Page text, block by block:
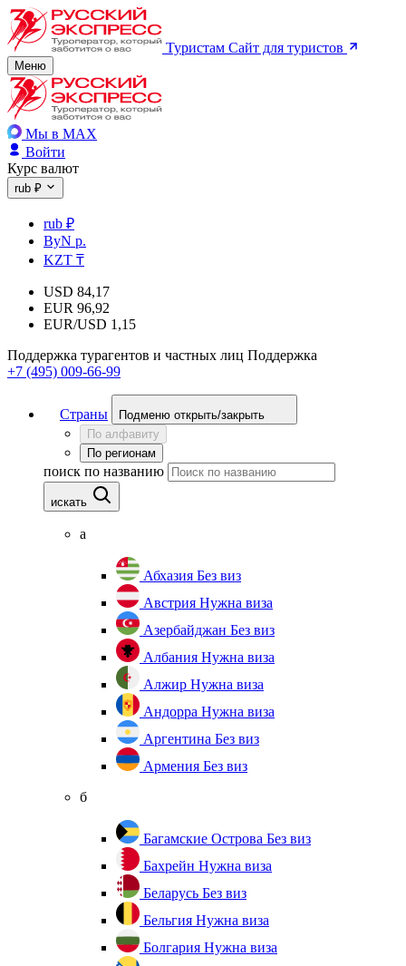
Туристам Сайт для туристов
Меню
Мы в MAX
Войти
Курс валют
rub ₽
rub ₽
ByN р.
KZT ₸
USD 84,17
EUR 96,92
EUR/USD 1,15
Поддержка турагентов и частных лиц Поддержка
+7 (495) 009-66-99
Страны
Подменю открыть/закрыть
По алфавиту
По регионам
поиск по названию
искать
а
Абхазия Без виз
Австрия Нужна виза
Азербайджан Без виз
Албания Нужна виза
Алжир Нужна виза
Андорра Нужна виза
Аргентина Без виз
Армения Без виз
б
Багамские Острова Без виз
Бахрейн Нужна виза
Беларусь Без виз
Бельгия Нужна виза
Болгария Нужна виза